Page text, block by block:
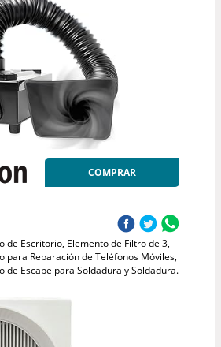
COMPRAR
de Escritorio, Elemento de Filtro de 3,
para Reparación de Teléfonos Móviles,
de Escape para Soldadura y Soldadura.